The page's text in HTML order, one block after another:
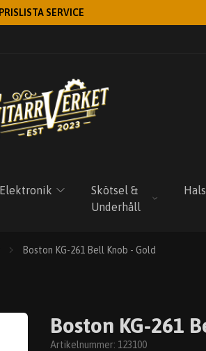
PRISLISTA SERVICE
Elektronik
Skötsel &
Underhåll
Boston KG-261 Bell Knob - Gold
Boston KG-261
Artikelnummer: 123100